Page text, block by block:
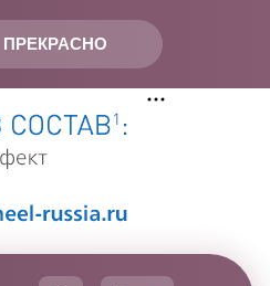
ПРЕКРАСНО